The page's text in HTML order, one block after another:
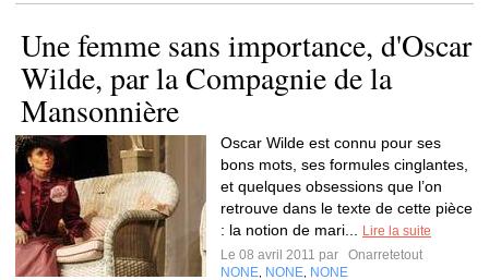
Une femme sans importance, d'Oscar
Wilde, par la Compagnie de la
Mansonnière
Oscar Wilde est connu pour ses
bons mots, ses formules cinglantes,
et quelques obsessions que l’on
retrouve dans le texte de cette pièce
: la notion de mari...
Lire la suite
Le 08 avril 2011 par
Onarretetout
NONE NONE NONE